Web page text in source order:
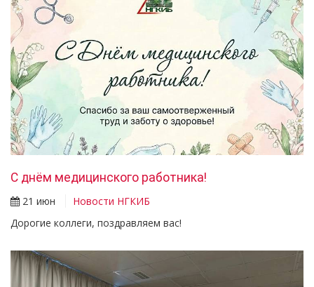
С днём медицинского работника!
21 июн
Новости НГКИБ
Дорогие коллеги, поздравляем вас!